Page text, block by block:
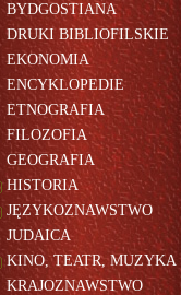
BYDGOSTIANA
DRUKI BIBLIOFILSKIE
EKONOMIA
ENCYKLOPEDIE
ETNOGRAFIA
FILOZOFIA
GEOGRAFIA
HISTORIA
JĘZYKOZNAWSTWO
JUDAICA
KINO, TEATR, MUZYKA
KRAJOZNAWSTWO